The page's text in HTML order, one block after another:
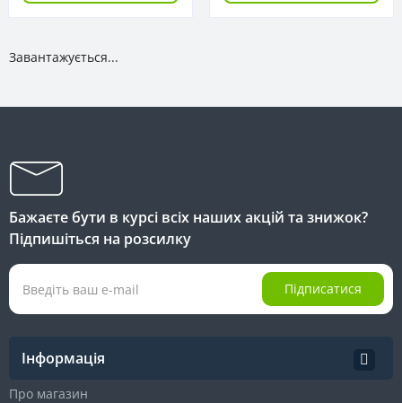
Завантажується...
Бажаєте бути в курсі всіх наших акцій та знижок?
Підпишіться на розсилку
Підписатися
Інформація
Про магазин